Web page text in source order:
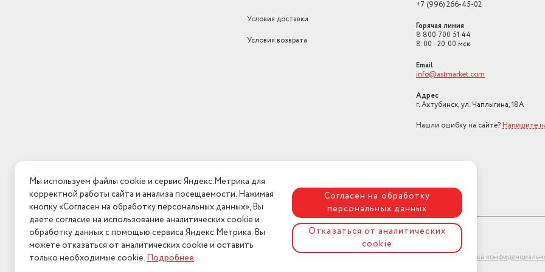
7
63
Условия доставки
Условия возврата
+7 (996) 266-45-02
Горячая линия
8 800 700 51 44
8:00 - 20:00 мск
Email
info@astmarket.com
Адрес
г. Ахтубинск, ул. Чаплыгина, 18А
Нашли ошибку на сайте? Напишите
Политика
Мы используем файлы cookie и сервис Яндекс.Метрика для
корректной работы сайта и анализа посещаемости. Нажимая
кнопку «Согласен на обработку персональных данных», Вы
даете согласие на использование аналитических cookie и
обработку данных с помощью сервиса Яндекс.Метрика. Вы
можете отказаться от аналитических cookie и оставить
только необходимые cookie.Подробнее.
Согласен на обработку
персональных данных
Отказаться от аналитических
cookie